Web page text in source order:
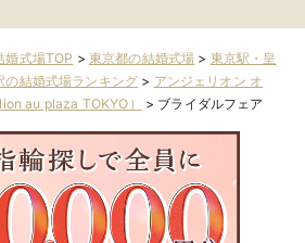
婚式場TOP > 東京都の結婚式場 > 東京駅・皇
の結婚式場ランキング > アンジェリオン オ
au plaza TOKYO）
> ブライダルフェア